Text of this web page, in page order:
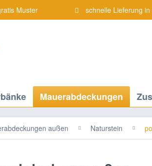
Muster schnelle Lieferung
Mauerabdeckungen
außen Naturstein